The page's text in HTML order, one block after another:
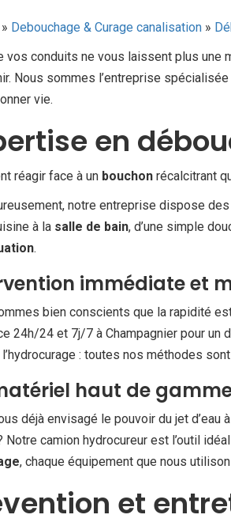
» Debouchage & Curage canalisation »
vos conduits ne vous laissent plus une
Nous sommes l’entreprise
vie.
en
réagir face à un bouchon récalcitrant
notre entreprise dispose
à la salle de bain, d’une simple
.
immédiate et
bien conscients que la rapidité
24h/24 et 7j/7 à Champagnier pour un
: toutes nos méthodes
haut de
déjà envisagé le pouvoir du jet d’eau
Notre camion hydrocureur est l’outil
, chaque équipement que nous
et